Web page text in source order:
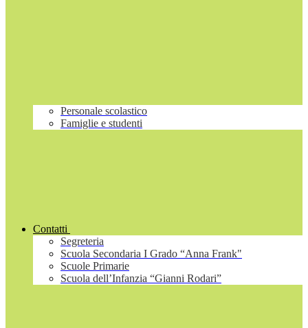
Personale scolastico
Famiglie e studenti
Contatti
Segreteria
Scuola Secondaria I Grado “Anna Frank"
Scuole Primarie
Scuola dell’Infanzia “Gianni Rodari”